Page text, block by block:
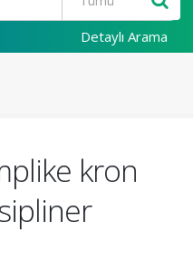
Detaylı Arama
kron